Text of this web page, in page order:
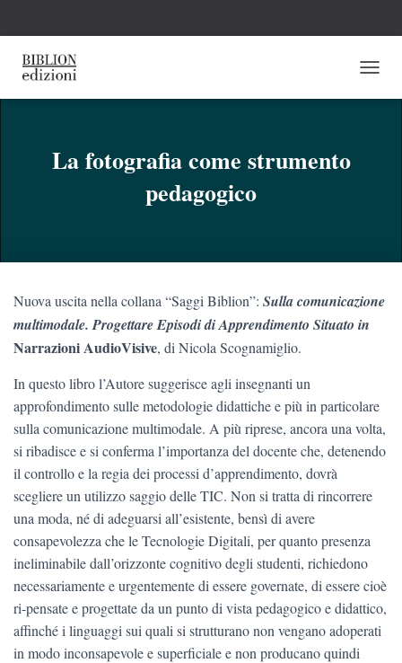
A
G
La fotografia come strumento
pedagogico
Nuova uscita nella collana “Saggi Biblion”: Sulla comunicazione
multimodale. Progettare Episodi di Apprendimento Situato in
Narrazioni AudioVisive, di Nicola Scognamiglio.
In questo libro l’Autore suggerisce agli insegnanti un
approfondimento sulle metodologie didattiche e più in particolare
sulla comunicazione multimodale. A più riprese, ancora una volta,
si ribadisce e si conferma l’importanza del docente che, detenendo
il controllo e la regia dei processi d’apprendimento, dovrà
scegliere un utilizzo saggio delle TIC. Non si tratta di rincorrere
una moda, né di adeguarsi all’esistente, bensì di avere
consapevolezza che le Tecnologie Digitali, per quanto presenza
ineliminabile dall’orizzonte cognitivo degli studenti, richiedono
necessariamente e urgentemente di essere governate, di essere cioè
ri-pensate e progettate da un punto di vista pedagogico e didattico,
affinché i linguaggi sui quali si strutturano non vengano adoperati
in modo inconsapevole e superficiale e non producano quindi